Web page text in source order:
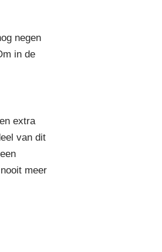
negen
in de
extra
van dit
meer